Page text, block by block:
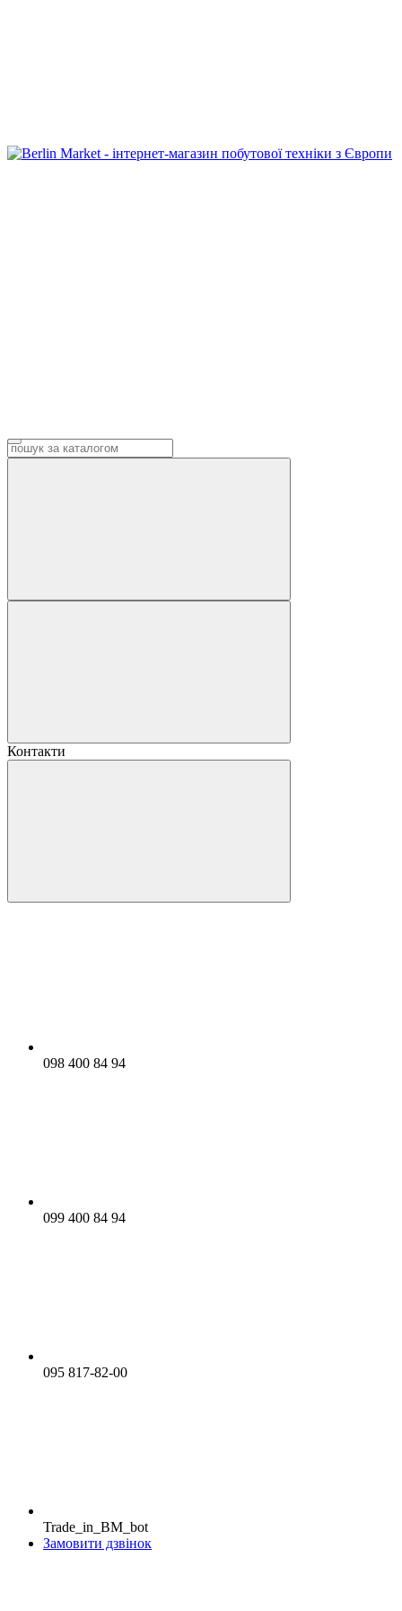
Контакти
098 400 84 94‬
099 400 84 94
095 817-82-00
Trade_in_BM_bot
Замовити дзвінок